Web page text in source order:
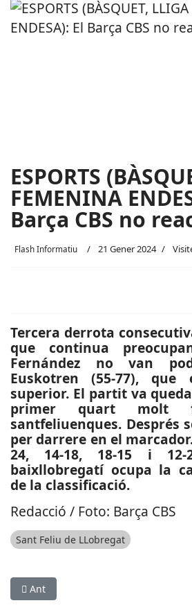
ESPORTS
FEMENINA
Barça CBS no
Flash Informatiu 21 Gener 2024
Tercera derrota
que continua
Fernández no van
Euskotren (55-77),
superior. El partit va
primer quart molt
santfeliuenques. Després
per darrere en el
24, 14-18, 18-15 i
baixllobregatí ocupa la
de la classificació.
Redacció / Foto: Barça CBS
Sant Feliu de LLobregat
Article anterior: ESPORTS
Ant